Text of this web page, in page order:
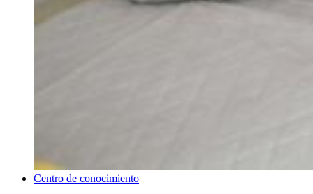
Centro de conocimiento